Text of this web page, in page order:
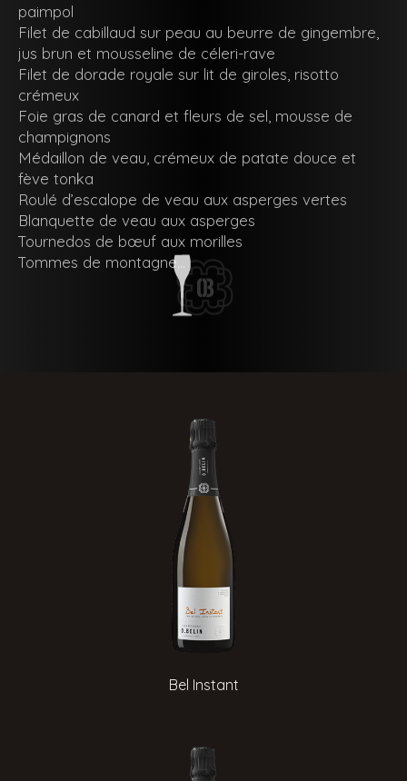
paimpol
Filet de cabillaud sur peau au beurre de gingembre,
jus brun et mousseline de céleri-rave
Filet de dorade royale sur lit de giroles, risotto
crémeux
Foie gras de canard et fleurs de sel, mousse de
champignons
Médaillon de veau, crémeux de patate douce et
fève tonka
Roulé d’escalope de veau aux asperges vertes
Blanquette de veau aux asperges
Tournedos de bœuf aux morilles
Tommes de montagne…
Bel Instant